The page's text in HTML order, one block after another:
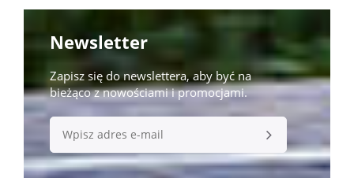
Newsletter
Zapisz się do newslettera, aby być na
bieżąco z nowościami i promocjami.